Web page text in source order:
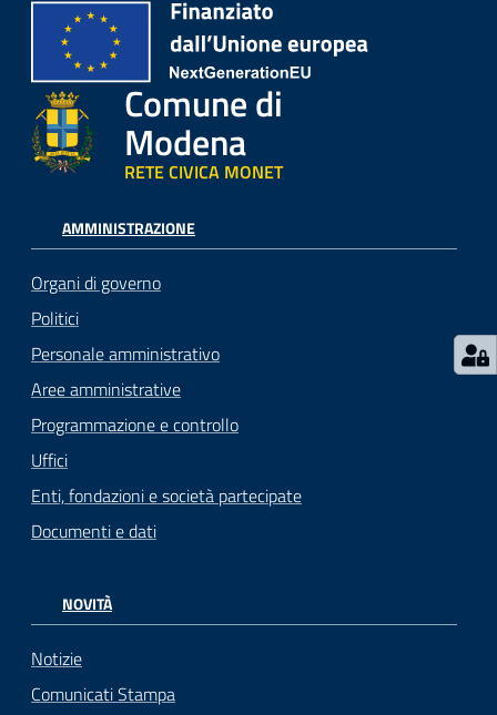
Comune di
Modena
RETE CIVICA MONET
AMMINISTRAZIONE
Organi di governo
Politici
Personale amministrativo
Aree amministrative
Programmazione e controllo
Uffici
Enti, fondazioni e società partecipate
Documenti e dati
NOVITÀ
Notizie
Comunicati Stampa